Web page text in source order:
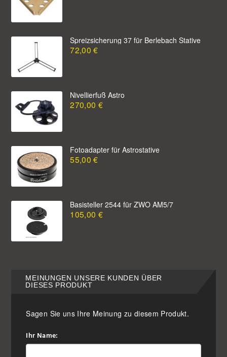
Spreizsicherung 37 für Berlebach Stative
72,00 €
Nivellierfuß Astro
270,00 €
Fotoadapter für Astrostative
55,00 €
Basisteller 2544 für ZWO AM5/7
105,00 €
MEINUNGEN UNSERE KUNDEN ÜBER
DIESES PRODUKT
Sagen Sie uns Ihre Meinung zu diesem Produkt.
Ihr Name: